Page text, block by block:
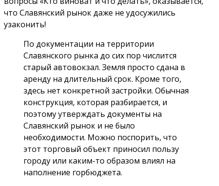
что Славянский рынок даже не удосужились
узаконить!
По документации на территории
Славянского рынка до сих пор числится
старый автовокзал. Земля просто сдана в
аренду на длительный срок. Кроме того,
здесь нет конкретной застройки. Обычная
конструкция, которая разбирается, и
поэтому утверждать документы на
Славянский рынок и не было
необходимости. Можно поспорить, что
этот торговый объект приносил пользу
городу или каким-то образом влиял на
наполнение горбюджета.